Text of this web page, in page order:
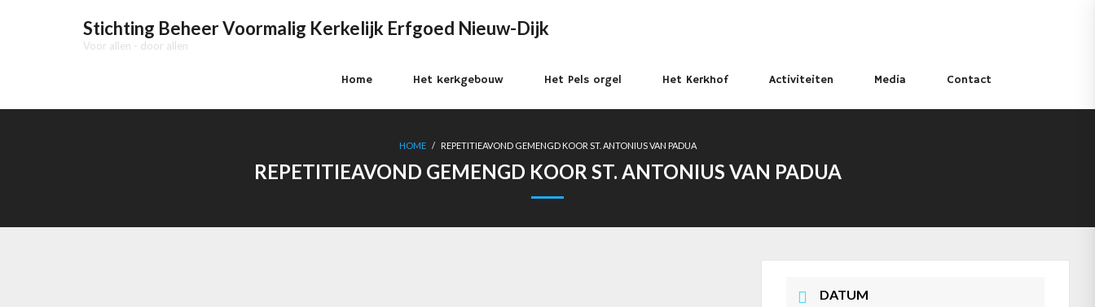
Stichting Beheer Voormalig Kerkelijk Erfgoed Nieuw-Dijk
Voor allen - door allen
Home Het kerkgebouw Het Pels orgel Het Kerkhof Activiteiten Media Contact
HOME / REPETITIEAVOND GEMENGD KOOR ST. ANTONIUS VAN PADUA
REPETITIEAVOND GEMENGD KOOR ST. ANTONIUS VAN PADUA
DATUM